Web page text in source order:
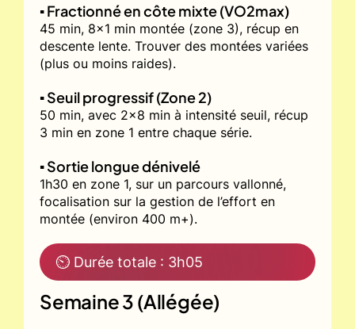
▪️ Fractionné en côte mixte (VO2max)
45 min, 8x1 min montée (zone 3), récup en
descente lente. Trouver des montées variées
(plus ou moins raides).
▪️ Seuil progressif (Zone 2)
50 min, avec 2x8 min à intensité seuil, récup
3 min en zone 1 entre chaque série.
▪️ Sortie longue dénivelé
1h30 en zone 1, sur un parcours vallonné,
focalisation sur la gestion de l’effort en
montée (environ 400 m+).
⏲ Durée totale : 3h05
Semaine 3 (Allégée)